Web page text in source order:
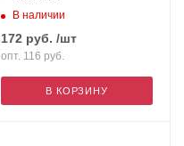
В наличии
172 руб. /шт
опт. 116 руб.
В КОРЗИНУ